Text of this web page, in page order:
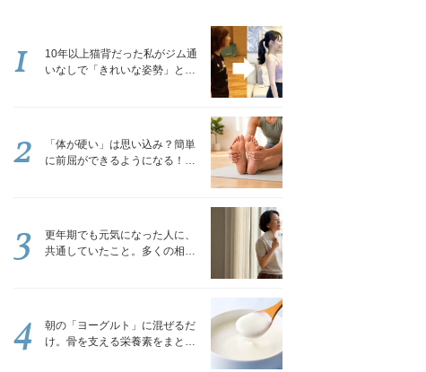
10年以上猫背だった私がジム通
いなしで「きれいな姿勢」と褒
1
「体が硬い」は思い込み？簡単
に前屈ができるようになる！腿
2
更年期でも元気になった人に、
共通していたこと。多くの相談
3
朝の「ヨーグルト」に混ぜるだ
け。骨を支える栄養素をまとめ
4